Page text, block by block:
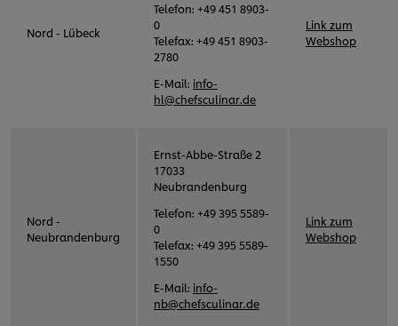
Nord - Lübeck
Telefon: +49 451 8903-
0
Telefax: +49 451 8903-
2780
E-Mail: info-
hl@chefsculinar.de
Link zum
Webshop
Nord -
Neubrandenburg
Ernst-Abbe-Straße 2
17033
Neubrandenburg
Telefon: +49 395 5589-
0
Telefax: +49 395 5589-
1550
E-Mail: info-
nb@chefsculinar.de
Link zum
Webshop